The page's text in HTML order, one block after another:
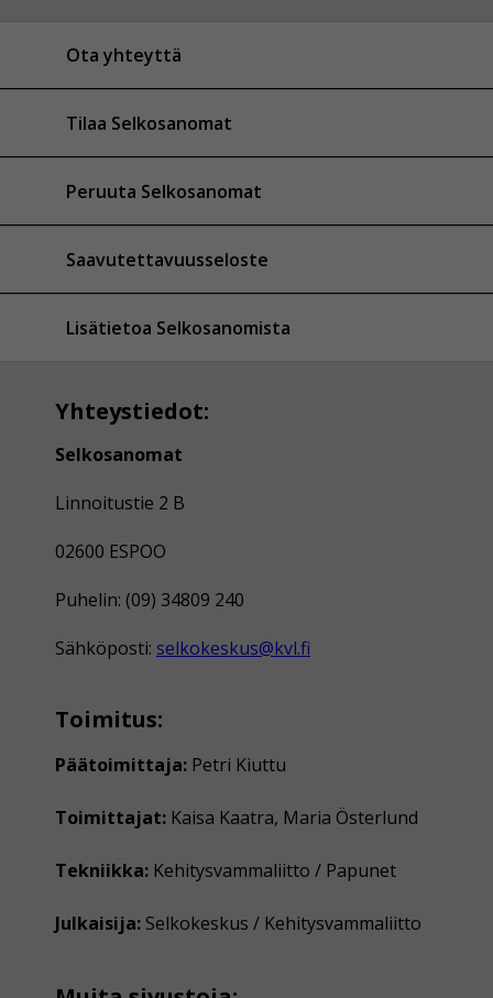
Ota yhteyttä
Tilaa Selkosanomat
Peruuta Selkosanomat
Saavutettavuusseloste
Lisätietoa Selkosanomista
Yhteystiedot:
Selkosanomat
Linnoitustie 2 B
02600 ESPOO
Puhelin: (09) 34809 240
Sähköposti: selkokeskus@kvl.fi
Toimitus:
Päätoimittaja: Petri Kiuttu
Toimittajat: Kaisa Kaatra, Maria Österlund
Tekniikka: Kehitysvammaliitto / Papunet
Julkaisija: Selkokeskus / Kehitysvammaliitto